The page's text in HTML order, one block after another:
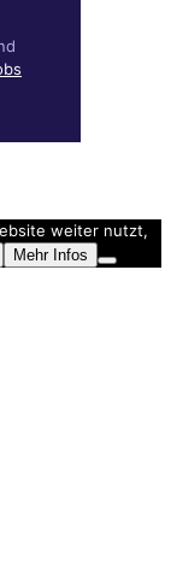
weiter nutzt,
Mehr Infos